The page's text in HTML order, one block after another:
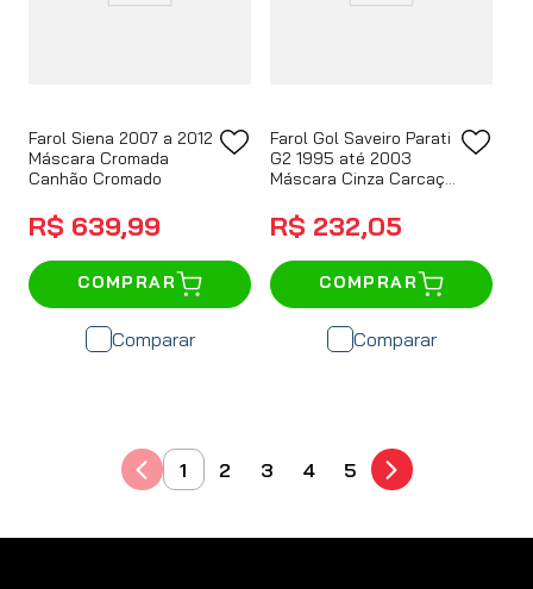
Farol Siena 2007 a 2012
Máscara Cromada
Canhão Cromado
R$ 639,99
COMPRAR
Comparar
Farol Gol Saveiro Parati
G2 1995 até 2003
Máscara Cinza Carcaça
R$ 232,05
COMPRAR
Comparar
1 2 3 4 5